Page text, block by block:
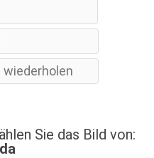
Sie das Bild von: